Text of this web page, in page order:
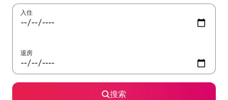
入住
退房
搜索